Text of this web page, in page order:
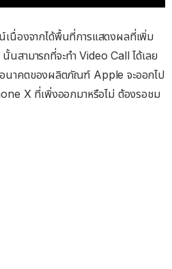
เนื่องจากได้พื้นที่การแสดงผลที่เพิ่ม
สามารถที่จะทำ Video Call ได้เลย
นาคตของผลิตภัณฑ์ Apple จะออกไป
X ที่เพิ่งออกมาหรือไม่ ต้องรอชม